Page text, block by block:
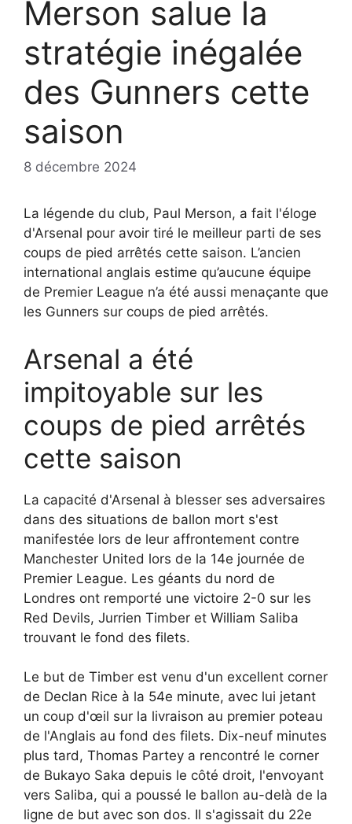
Merson salue la
stratégie inégalée
des Gunners cette
saison
8 décembre 2024
La légende du club, Paul Merson, a fait l'éloge
d'Arsenal pour avoir tiré le meilleur parti de ses
coups de pied arrêtés cette saison. L’ancien
international anglais estime qu’aucune équipe
de Premier League n’a été aussi menaçante que
les Gunners sur coups de pied arrêtés.
Arsenal a été
impitoyable sur les
coups de pied arrêtés
cette saison
La capacité d'Arsenal à blesser ses adversaires
dans des situations de ballon mort s'est
manifestée lors de leur affrontement contre
Manchester United lors de la 14e journée de
Premier League. Les géants du nord de
Londres ont remporté une victoire 2-0 sur les
Red Devils, Jurrien Timber et William Saliba
trouvant le fond des filets.
Le but de Timber est venu d'un excellent corner
de Declan Rice à la 54e minute, avec lui jetant
un coup d'œil sur la livraison au premier poteau
de l'Anglais au fond des filets. Dix-neuf minutes
plus tard, Thomas Partey a rencontré le corner
de Bukayo Saka depuis le côté droit, l'envoyant
vers Saliba, qui a poussé le ballon au-delà de la
ligne de but avec son dos. Il s'agissait du 22e